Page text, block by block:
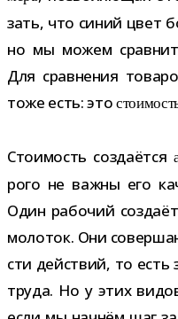
зать, что синий цвет
но мы можем
Для срав­не­ния
тоже есть: это
Стоимость созда­ётся
рого не важны его
Один рабо­чий
моло­ток. Они
сти дей­ствий, то
труда. Но у этих